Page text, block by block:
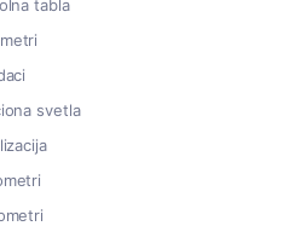
tabla
svetla